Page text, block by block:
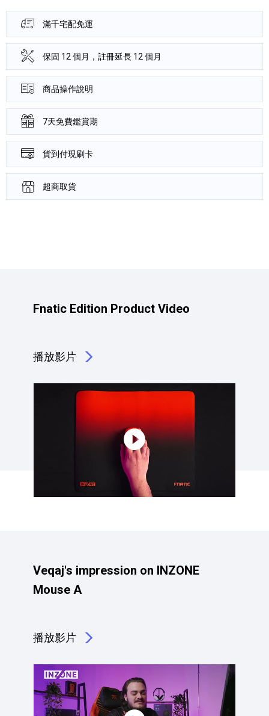
滿千宅配免運
保固 12 個月，註冊延長 12 個月
商品操作說明
7天免費鑑賞期
貨到付現刷卡
超商取貨
Fnatic Edition Product Video
播放影片
點擊播放：Fnatic Edition Product Video
Veqaj's impression on INZONE
Mouse A
播放影片
點擊播放：Veqaj's impression on INZONE Mouse A